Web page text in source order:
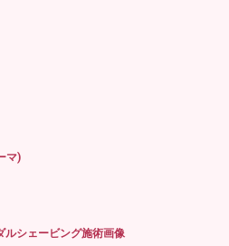
マ)
ルシェービング施術画像